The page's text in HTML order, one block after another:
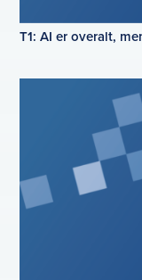
T1: AI er overalt,